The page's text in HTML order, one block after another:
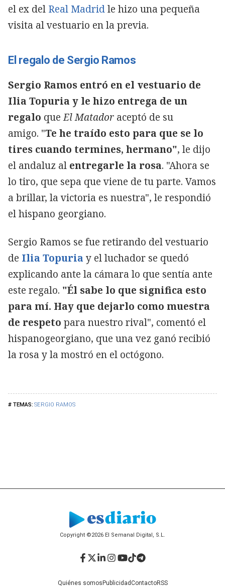
SERGIO RAMOS
el ex del Real Madridle hizo una pequeña
visita al vestuario en la previa.
El regalo de Sergio Ramos
Sergio Ramos entró en el vestuario de
Ilia Topuria y le hizo entrega de un
regalo queEl Matador aceptó de su
amigo. "Te he traído esto para que se lo
tires cuando termines, hermano", le dijo
el andaluz al entregarle la rosa. "Ahora se
lo tiro, que sepa que viene de tu parte. Vamos
a brillar, la victoria es nuestra", le respondió
el hispano georgiano.
Sergio Ramos se fue retirando del vestuario
de Ilia Topuria y el luchador se quedó
explicando ante la cámara lo que sentía ante
este regalo. "Él sabe lo que significa esto
para mí. Hay que dejarlo como muestra
de respeto para nuestro rival", comentó el
hispanogeorgiano, que una vez ganó recibió
la rosa y la mostró en el octógono.
Copyright ©2026 El Semanal Digital, S.L.
Quiénes somos PublicidadContactoRSS
Facebook
Twitter
LinkedIn
Instagram
YouTube
TikTok
Telegram